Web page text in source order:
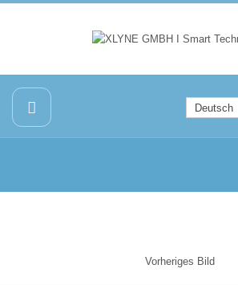
Deutsch
Vorheriges Bild